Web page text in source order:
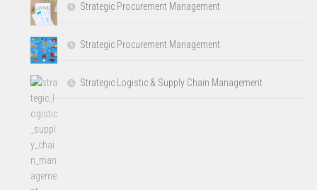
Strategic Procurement Management
Strategic Procurement Management
Strategic Logistic & Supply Chain Management